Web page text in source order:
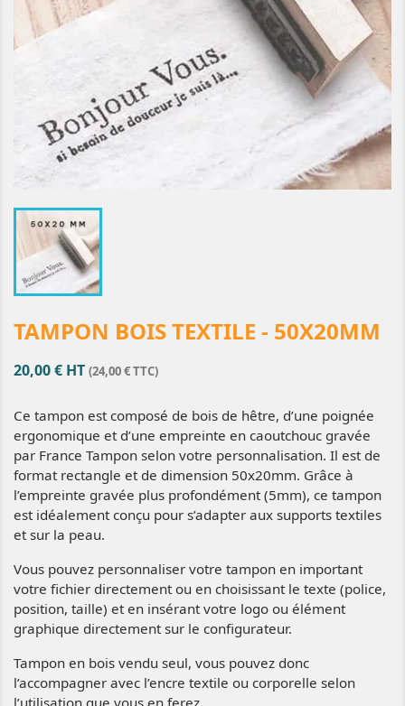
TAMPON BOIS TEXTILE - 50X20MM
20,00 € HT (24,00 € TTC)
Ce tampon est composé de bois de hêtre, d’une poignée
ergonomique et d’une empreinte en caoutchouc gravée
par France Tampon selon votre personnalisation. Il est de
format rectangle et de dimension 50x20mm. Grâce à
l’empreinte gravée plus profondément (5mm), ce tampon
est idéalement conçu pour s’adapter aux supports textiles
et sur la peau.
Vous pouvez personnaliser votre tampon en important
votre fichier directement ou en choisissant le texte (police,
position, taille) et en insérant votre logo ou élément
graphique directement sur le configurateur.
Tampon en bois vendu seul, vous pouvez donc
l’accompagner avec l’encre textile ou corporelle selon